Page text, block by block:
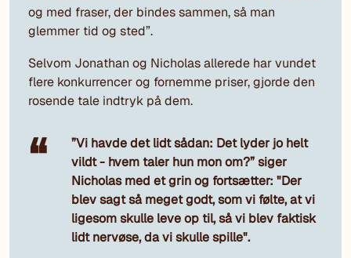
og med fraser, der bindes sammen, så man
glemmer tid og sted”.
Selvom Jonathan og Nicholas allerede har vundet
flere konkurrencer og fornemme priser, gjorde den
rosende tale indtryk på dem.
”Vi havde det lidt sådan: Det lyder jo helt
vildt - hvem taler hun mon om?” siger
Nicholas med et grin og fortsætter: "Der
blev sagt så meget godt, som vi følte, at vi
ligesom skulle leve op til, så vi blev faktisk
lidt nervøse, da vi skulle spille".